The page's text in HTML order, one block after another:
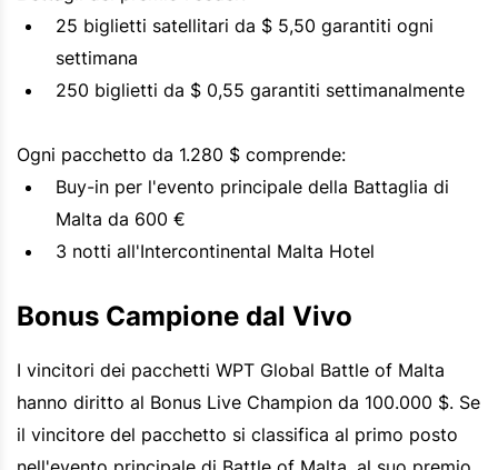
25 biglietti satellitari da $ 5,50 garantiti ogni
settimana
250 biglietti da $ 0,55 garantiti settimanalmente
Ogni pacchetto da 1.280 $ comprende:
Buy-in per l'evento principale della Battaglia di
Malta da 600 €
3 notti all'Intercontinental Malta Hotel
Bonus Campione dal Vivo
I vincitori dei pacchetti WPT Global Battle of Malta
hanno diritto al Bonus Live Champion da 100.000 $. Se
il vincitore del pacchetto si classifica al primo posto